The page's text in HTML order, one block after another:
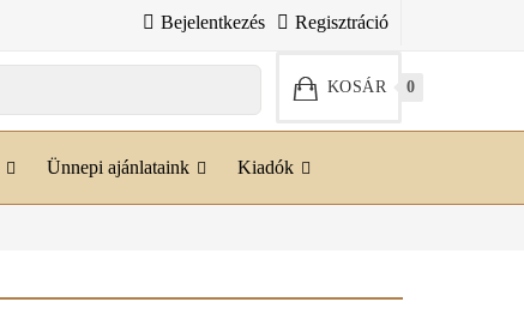
Bejelentkezés Regisztráció
KOSÁR 0
Ünnepi ajánlataink Kiadók